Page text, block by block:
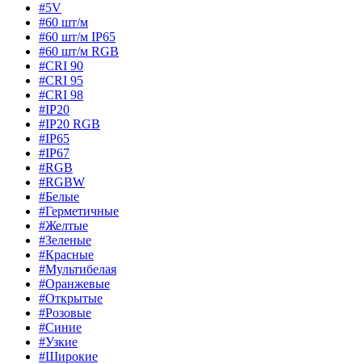
#5V
#60 шт/м
#60 шт/м IP65
#60 шт/м RGB
#CRI 90
#CRI 95
#CRI 98
#IP20
#IP20 RGB
#IP65
#IP67
#RGB
#RGBW
#Белые
#Герметичные
#Желтые
#Зеленые
#Красные
#Мультибелая
#Оранжевые
#Открытые
#Розовые
#Синие
#Узкие
#Широкие